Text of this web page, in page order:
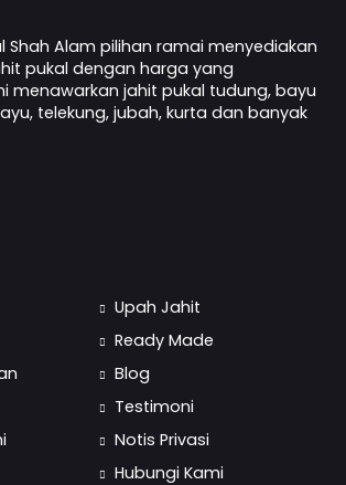
Shah Alam pilihan ramai menyediakan
pukal dengan harga yang
menawarkan jahit pukal tudung, bayu
telekung, jubah, kurta dan banyak
Upah Jahit
Ready Made
Blog
Testimoni
Notis Privasi
Hubungi Kami